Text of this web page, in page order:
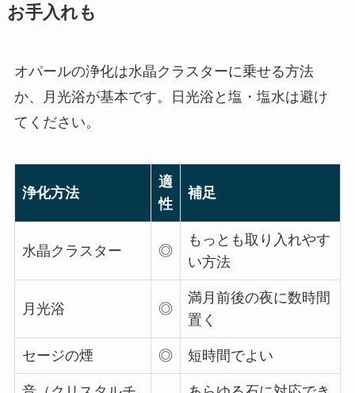
お手入れも
オパールの浄化は水晶クラスターに乗せる方法
か、月光浴が基本です。日光浴と塩・塩水は避け
てください。
浄化方法
適
性
補足
水晶クラスター ◎
もっとも取り入れやす
い方法
月光浴 ◎
満月前後の夜に数時間
置く
セージの煙 ◎ 短時間でよい